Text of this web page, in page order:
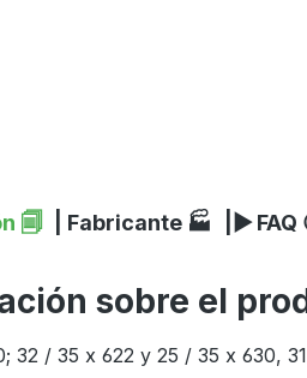
🗐 | Fabricante 🏭 |▶
sobre el
32 / 35 x 622 y 25 / 35 x 630,